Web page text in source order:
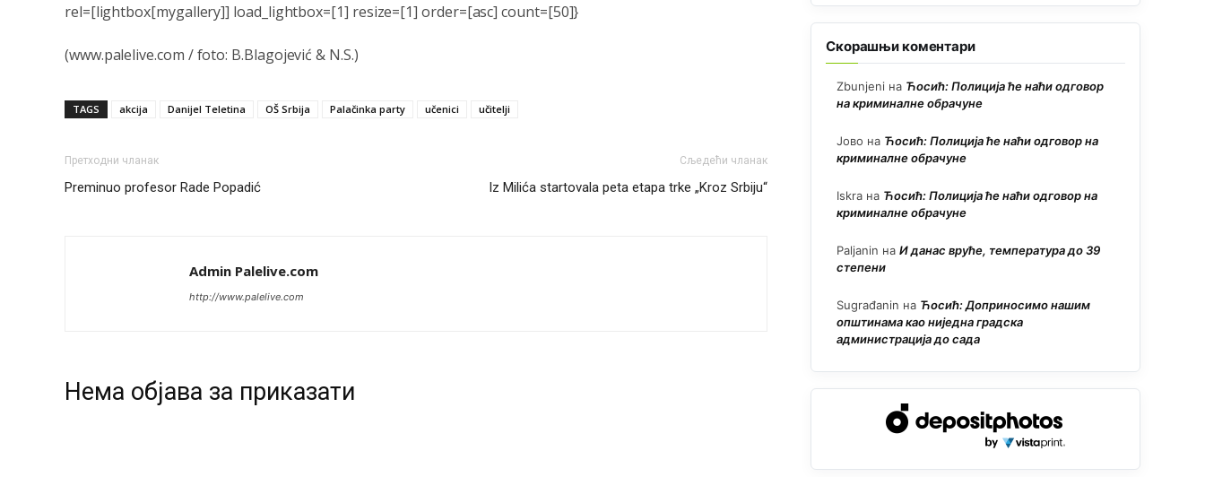
rel=[lightbox[mygallery]] load_lightbox=[1] resize=[1] order=[asc] count=[50]}
(www.palelive.com / foto: B.Blagojević & N.S.)
TAGS akcija Danijel Teletina OŠ Srbija Palačinka party učenici učitelji
Претходни чланак
Preminuo profesor Rade Popadić
Сљедећи чланак
Iz Milića startovala peta etapa trke „Kroz Srbiju“
Admin Palelive.com
http://www.palelive.com
Нeма објава за приказати
Скорашњи коментари
Zbunjeni на Ћосић: Полиција ће наћи одговор
на криминалне обрачуне
Јово на Ћосић: Полиција ће наћи одговор на
криминалне обрачуне
Iskra на Ћосић: Полиција ће наћи одговор на
криминалне обрачуне
Paljanin на И данас вруће, температура до 39
степени
Sugrađanin на Ћосић: Доприносимо нашим
општинама као ниједна градска
администрација до сада